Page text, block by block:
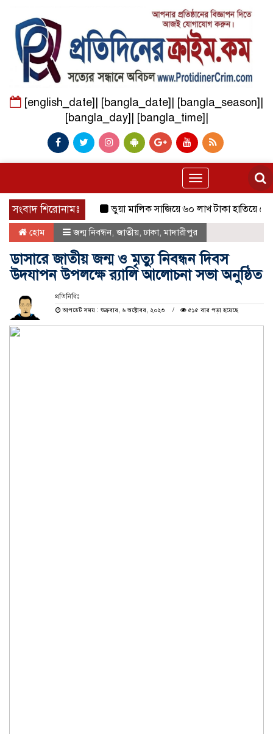
[english_date]| [bangla_date]| [bangla_season]|
[bangla_day]| [bangla_time]|
Toggle
navigation
সংবাদ শিরোনামঃ ভুয়া মালিক সাজিয়ে ৬০ লাখ টাকা হাতিয়ে
হোম জন্ম নিবন্ধন ,জাতীয় ,ঢাকা,মাদারীপুর
ডাসারে জাতীয় জন্ম ও মৃত্যু নিবন্ধন দিবস
উদযাপন উপলক্ষে র‍্যালি আলোচনা সভা অনুষ্ঠিত
প্রতিনিধিঃ
আপডেট সময় : শুক্রবার, ৬ অক্টোবর, ২০২৩
৫১৫ বার পড়া হয়েছে